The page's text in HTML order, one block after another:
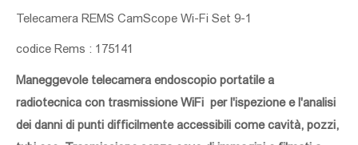
Telecamera REMS CamScope Wi-Fi Set 9-1
codice Rems : 175141
Maneggevole telecamera endoscopio portatile a
radiotecnica con trasmissione WiFi per l'ispezione e l'analisi
dei danni di punti difficilmente accessibili come cavità, pozzi,